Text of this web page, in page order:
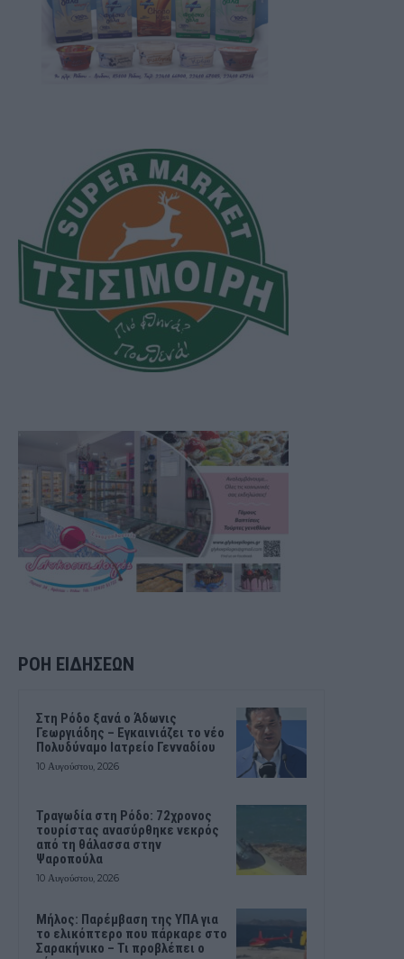
ΡΟΗ ΕΙΔΗΣΕΩΝ
Στη Ρόδο ξανά ο Άδωνις
Γεωργιάδης – Εγκαινιάζει το νέο
Πολυδύναμο Ιατρείο Γενναδίου
10 Αυγούστου, 2026
Τραγωδία στη Ρόδο: 72χρονος
τουρίστας ανασύρθηκε νεκρός
από τη θάλασσα στην
Ψαροπούλα
10 Αυγούστου, 2026
Μήλος: Παρέμβαση της ΥΠΑ για
το ελικόπτερο που πάρκαρε στο
Σαρακήνικο – Τι προβλέπει ο